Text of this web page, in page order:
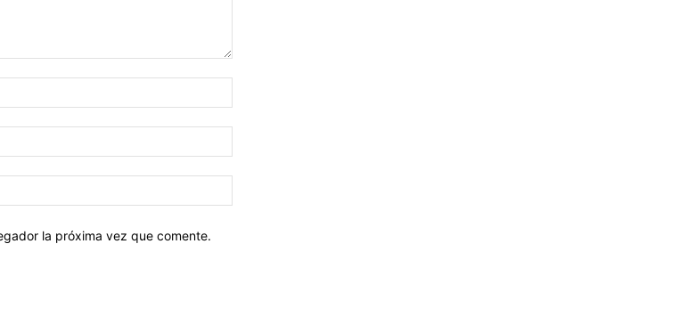
electrónico:
web:
la próxima vez que comente.